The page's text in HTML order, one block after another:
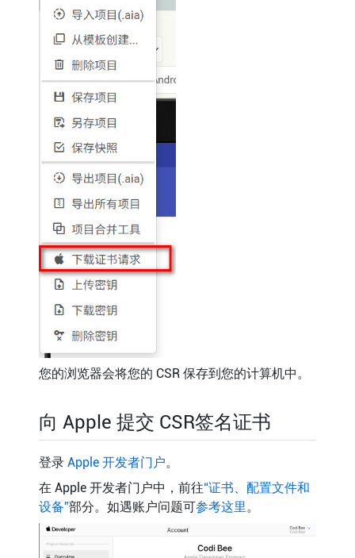
您的浏览器会将您的 CSR 保存到您的计算机中。
向 Apple 提交 CSR签名证书
登录 Apple 开发者门户。
在 Apple 开发者门户中，前往“证书、配置文件和
设备”部分。如遇账户问题可参考这里。